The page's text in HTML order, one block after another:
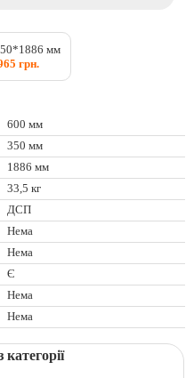
мм
грн.
600 мм
350 мм
1886 мм
33,5 кг
ДСП
Нема
Нема
Є
Нема
Нема
категорії